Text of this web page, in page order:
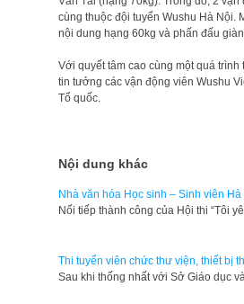
cùng thuộc đội tuyển Wushu Hà Nội.
nội dung hạng 60kg và phấn đấu
Với quyết tâm cao cùng một quá
tin tưởng các vận động viên Wushu
Tổ quốc.
Nội dung khác
Nhà văn hóa Học sinh – Sinh viên
​Nối tiếp thành công của Hội thi “Tôi
Thi tuyển viên chức thư viện, thiết bị
​Sau khi thống nhất với Sở Giáo dục